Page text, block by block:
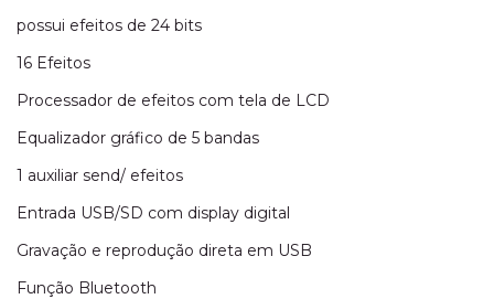
possui efeitos de 24 bits
16 Efeitos
Processador de efeitos com tela de LCD
Equalizador gráfico de 5 bandas
1 auxiliar send/ efeitos
Entrada USB/SD com display digital
Gravação e reprodução direta em USB
Função Bluetooth